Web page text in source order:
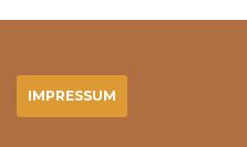
IMPRESSUM